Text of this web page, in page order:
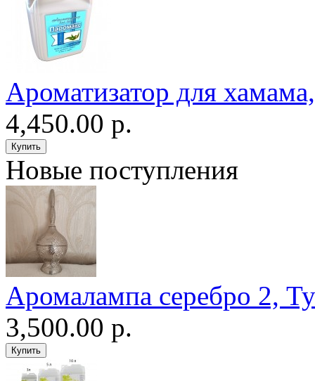
Ароматизатор для
4,450.00 р.
Новые поступления
Аромалампа серебро 2,
3,500.00 р.